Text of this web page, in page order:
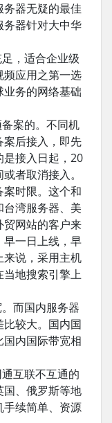
务器无疑的最佳
器针对大中华
，适合企业级
应用之第一选
务的网络基础
案的。不同机
案后接入，即先
接入日起，20
者取消接入。
时限。这个和
湾服务器、美
贸网站的客户来
一日上线，早
说，采用主机
地搜索引擎上
而国内服务器
较大。国内国
内国际带宽相
互联不互通的
国、俄罗斯等地
续简单、资源